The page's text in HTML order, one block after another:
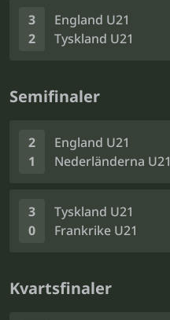
3
2
England U21
Tyskland U21
Semifinaler
2
1
England U21
Nederländerna U21
3
0
Tyskland U21
Frankrike U21
Kvartsfinaler